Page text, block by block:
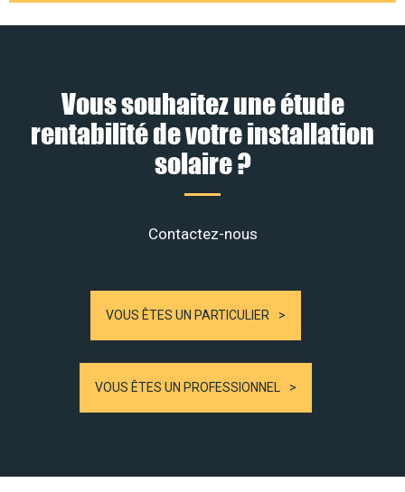
Vous souhaitez une étude
rentabilité de votre installation
solaire ?
Contactez-nous
VOUS ÊTES UN PARTICULIER
VOUS ÊTES UN PROFESSIONNEL